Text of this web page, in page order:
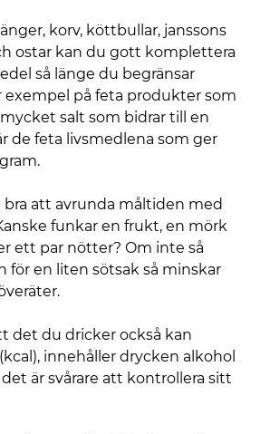
korv, köttbullar, janssons
ostar kan du gott komplettera
så länge du begränsar
exempel på feta produkter som
salt som bidrar till en
de feta livsmedlena som ger
bra att avrunda måltiden med
funkar en frukt, en mörk
ett par nötter? Om inte så
för en liten sötsak så minskar
det du dricker också kan
innehåller drycken alkohol
är svårare att kontrollera sitt